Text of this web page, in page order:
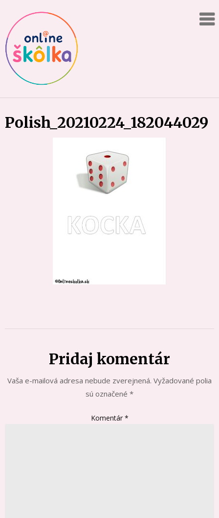
content
Polish_20210224_182044029
Pridaj komentár
Vaša e-mailová adresa nebude zverejnená. Vyžadované polia
sú označené *
Komentár*